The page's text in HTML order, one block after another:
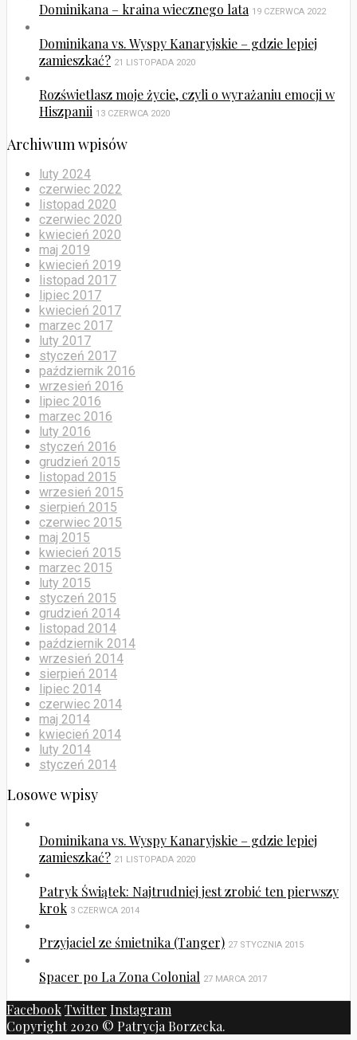
Dominikana – kraina wiecznego lata 19 CZERWCA 2022
Dominikana vs. Wyspy Kanaryjskie – gdzie lepiej
zamieszkać? 21 LISTOPADA 2020
Rozświetlasz moje życie, czyli o wyrażaniu emocji w
Hiszpanii 13 CZERWCA 2020
Archiwum wpisów
luty 2024
czerwiec 2022
listopad 2020
czerwiec 2020
kwiecień 2020
maj 2019
kwiecień 2019
listopad 2017
lipiec 2017
kwiecień 2017
marzec 2017
luty 2017
styczeń 2017
październik 2016
wrzesień 2016
lipiec 2016
marzec 2016
luty 2016
styczeń 2016
grudzień 2015
listopad 2015
wrzesień 2015
sierpień 2015
czerwiec 2015
maj 2015
kwiecień 2015
marzec 2015
luty 2015
styczeń 2015
grudzień 2014
listopad 2014
październik 2014
wrzesień 2014
sierpień 2014
lipiec 2014
czerwiec 2014
maj 2014
kwiecień 2014
luty 2014
styczeń 2014
Losowe wpisy
Dominikana vs. Wyspy Kanaryjskie – gdzie lepiej
zamieszkać? 21 LISTOPADA 2020
Patryk Świątek: Najtrudniej jest zrobić ten pierwszy
krok 3 CZERWCA 2014
Przyjaciel ze śmietnika (Tanger) 27 STYCZNIA 2015
Spacer po La Zona Colonial 27 MARCA 2017
FacebookTwitter Instagram
Copyright 2020 © Patrycja Borzecka.